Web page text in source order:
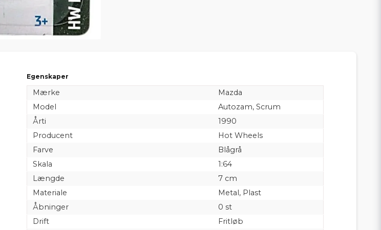
Egenskaper
Mærke
Mazda
Model
Autozam, Scrum
Årti
1990
Producent
Hot Wheels
Farve
Blågrå
Skala
1:64
Længde
7 cm
Materiale
Metal, Plast
Åbninger
0 st
Drift
Fritløb